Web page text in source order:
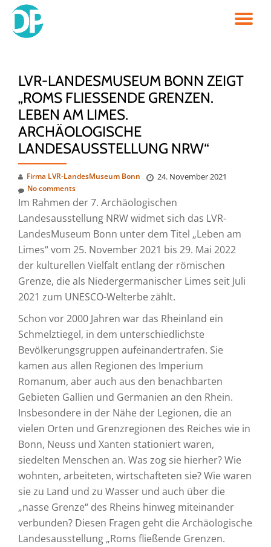
Skip
LVR-LANDESMUSEUM BONN ZEIGT
„ROMS FLIESSENDE GRENZEN. L
EBEN AM LIMES. A
RCHÄOLOGISCHE L
ANDESAUSSTELLUNG NRW“
Firma LVR-LandesMuseum Bonn 24. November 2021
No comments
Im Rahmen der 7. Archäologischen
Landesausstellung NRW widmet sich das LVR-
LandesMuseum Bonn unter dem Titel „Leben am
Limes“ vom 25. November 2021 bis 29. Mai 2022
der kulturellen Vielfalt entlang der römischen
Grenze, die als Niedergermanischer Limes seit Juli
2021 zum UNESCO-Welterbe zählt.
Schon vor 2000 Jahren war das Rheinland ein
Schmelztiegel, in dem unterschiedlichste
Bevölkerungsgruppen aufeinandertrafen. Sie
kamen aus allen Regionen des Imperium
Romanum, aber auch aus den benachbarten
Gebieten Gallien und Germanien an den Rhein.
Insbesondere in der Nähe der Legionen, die an
vielen Orten und Grenzregionen des Reiches wie in
Bonn, Neuss und Xanten stationiert waren,
siedelten Menschen an. Was zog sie hierher? Wie
wohnten, arbeiteten, wirtschafteten sie? Wie waren
sie zu Land und zu Wasser und auch über die
„nasse Grenze“ des Rheins hinweg miteinander
verbunden? Diesen Fragen geht die Archäologische
Landesausstellung „Roms fließende Grenzen.